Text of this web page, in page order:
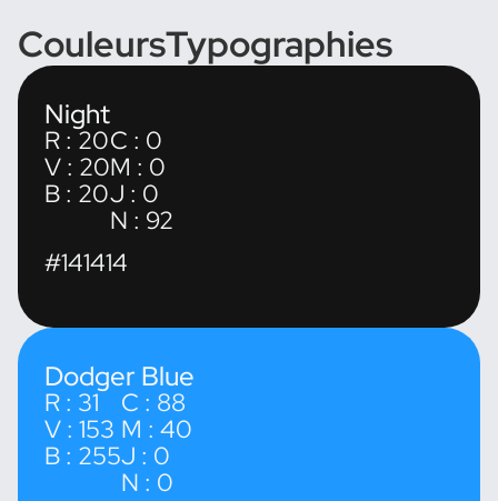
CouleursTypographies
Night
R : 20
V : 20
B : 20
C : 0
M : 0
J : 0
N : 92
#141414
Dodger Blue
R : 31
V : 153
B : 255
C : 88
M : 40
J : 0
N : 0